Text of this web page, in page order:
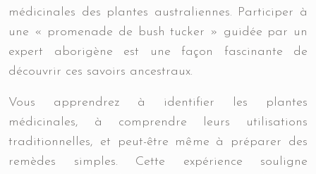
médicinales des plantes australiennes. Participer à
une « promenade de bush tucker » guidée par un
expert aborigène est une façon fascinante de
découvrir ces savoirs ancestraux.
Vous apprendrez à identifier les plantes
médicinales, à comprendre leurs utilisations
traditionnelles, et peut-être même à préparer des
remèdes simples. Cette expérience souligne